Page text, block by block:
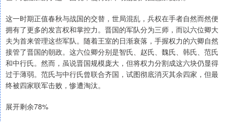
这一时期正值春秋与战国的交替，世局混乱，兵权在手者自然而然便
拥有了更多的发言权和掌控力。晋国的军队分为三师，而以六位卿大
夫为首来管理这些军队。随着王室的日渐衰落，手握权力的六卿自然
接管了晋国的朝政。这六位卿分别是智氏、赵氏、魏氏、韩氏、范氏
和中行氏。然而，虽说晋国规模庞大，但将权力分割成这六块仍显得
过于薄弱。范氏与中行氏曾联合齐国，试图彻底消灭其余四家，但最
终被四家联军击败，惨遭淘汰。
展开剩余78%